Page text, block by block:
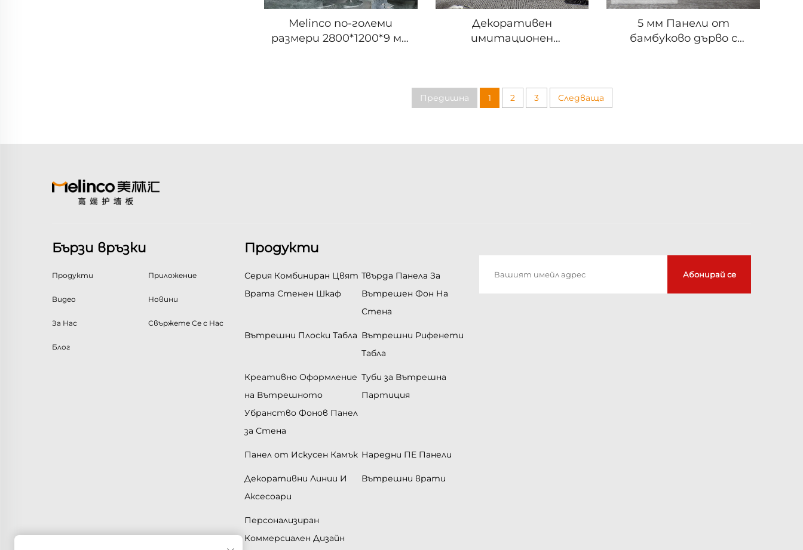
Melinco по-големи
размери 2800*1200*9 мм
Декоративен
имитационен
водоустойчив 9 мм,
5 мм Панели от
бамбуково дърво с
Предишна 1 2 3 Следваща
Бързи връзки
Продукти Приложение
Видео Новини
За Нас Свържете Се с Нас
Блог
Продукти
Серия Комбиниран Цвят
Врата Стенен Шкаф
Твърда Панела За
Вътрешен Фон На
Стена
Вътрешни Плоски Табла Вътрешни Рифенети
Табла
Креативно Оформление
на Вътрешното
Убранство Фонов Панел
за Стена
Туби за Вътрешна
Партиция
Панел от Искусен Камък Наредни ПЕ Панели
Декоративни Линии И
Аксесоари
Вътрешни врати
Персонализиран
Коммерсиален Дизайн
Абонирай се